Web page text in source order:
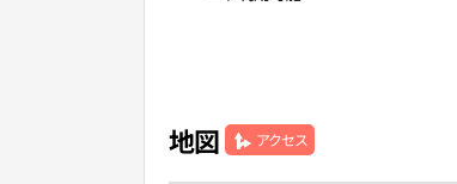
地図 アクセス